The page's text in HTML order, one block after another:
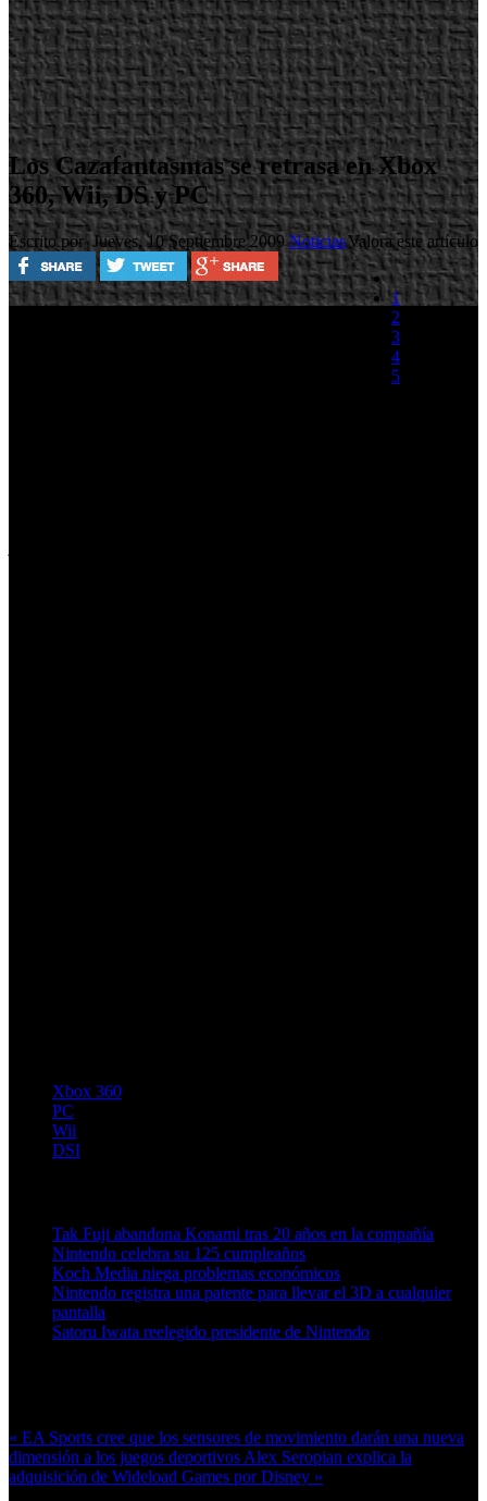
Los Cazafantasmas se retrasa en Xbox
360, Wii, DS y PC
Escrito porJueves, 10 Septiembre 2009NoticiasValora este artículo
1
2
3
4
5
El lanzamiento en Europa de Los Cazafantasmas:
Xbox 360
PC
Wii
DSI
Tak Fuji abandona Konami tras 20 años en la compañía
Nintendo celebra su 125 cumpleaños
Koch Media niega problemas económicos
Nintendo registra una patente para llevar el 3D a cualquier
pantalla
Satoru Iwata reelegido presidente de Nintendo
« EA Sports cree que los sensores de movimiento darán una nueva
dimensión a los juegos deportivos Alex Seropian explica la
adquisición de Wideload Games por Disney »